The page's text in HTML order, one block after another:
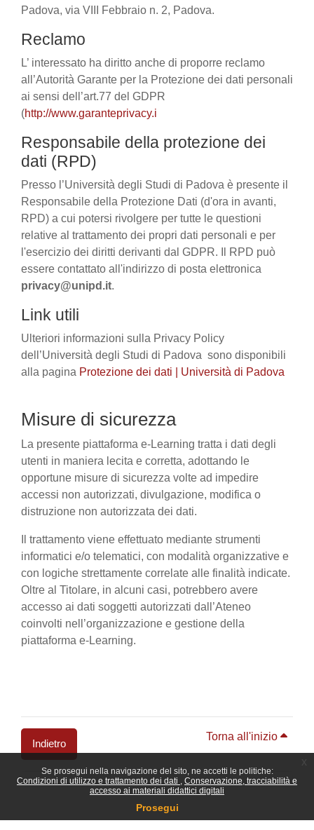
Se prosegui nella navigazione del sito, ne accetti le politiche:
Condizioni di utilizzo e trattamento dei dati
Conservazione, tracciabilità e
accesso ai materiali didattici digitali
Prosegui
Padova, via VIII Febbraio n. 2, Padova.
Reclamo
L’ interessato ha diritto anche di proporre reclamo
all’Autorità Garante per la Protezione dei dati personali
ai sensi dell’art.77 del GDPR
(http://www.garanteprivacy.i
Responsabile della protezione dei
dati (RPD)
Presso l’Università degli Studi di Padova è presente il
Responsabile della Protezione Dati (d'ora in avanti,
RPD) a cui potersi rivolgere per tutte le questioni
relative al trattamento dei propri dati personali e per
l'esercizio dei diritti derivanti dal GDPR. Il RPD può
essere contattato all'indirizzo di posta elettronica
privacy@unipd.it.
Link utili
Ulteriori informazioni sulla Privacy Policy
dell’Università degli Studi di Padova sono disponibili
alla pagina Protezione dei dati | Università di Padova
Misure di sicurezza
La presente piattaforma e-Learning tratta i dati degli
utenti in maniera lecita e corretta, adottando le
opportune misure di sicurezza volte ad impedire
accessi non autorizzati, divulgazione, modifica o
distruzione non autorizzata dei dati.
Il trattamento viene effettuato mediante strumenti
informatici e/o telematici, con modalità organizzative e
con logiche strettamente correlate alle finalità indicate.
Oltre al Titolare, in alcuni casi, potrebbero avere
accesso ai dati soggetti autorizzati dall’Ateneo
coinvolti nell’organizzazione e gestione della
piattaforma e-Learning.
Indietro
Torna all'inizio
Blocchi